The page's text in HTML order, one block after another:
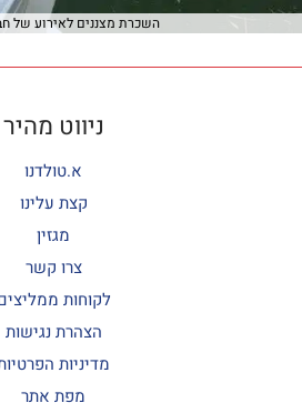
השכרת מצננים לאירוע של
ניווט מהיר
א.טולדנו
קצת עלינו
מגזין
צרו קשר
לקוחות
הצהרת נגישות
מדיניות
מפת אתר